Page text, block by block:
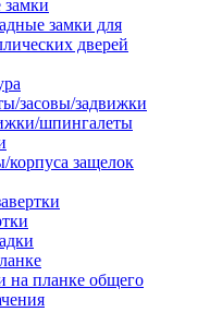
замки для
дверей
засовы/задвижки
шпингалеты
защелок
на планке общего